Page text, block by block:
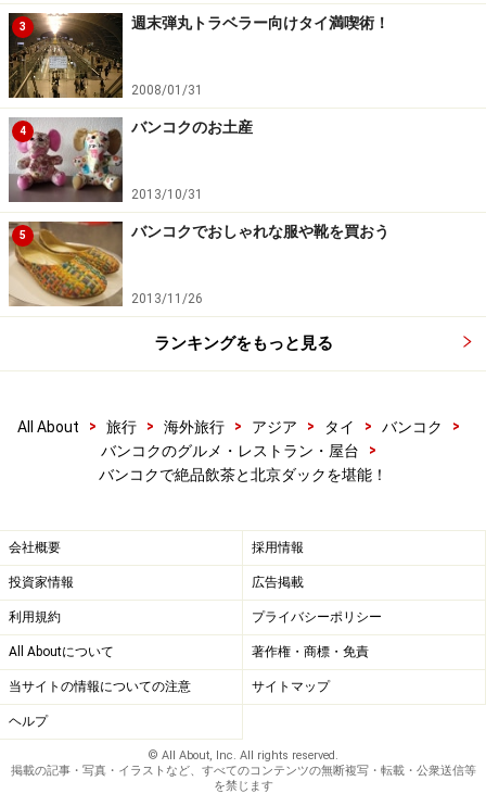
・アクセス：BTSサラデーン駅から徒歩５分。1番出口を
出てタニヤ通りを抜けてスリウォン通りへ。スリウォン
通りを左に曲がると、すぐ左手側にウォールストリート
タワービルがあります。その地下１階。英語、中国語、
日本語で書かれた青い看板が目印。
次のページでは安くて美味しい北京ダックの食べられる
店をご紹介。
※記事内容は執筆時点のものです。最新の内容をご確認くださ
い。
※海外を訪れる際には最新情報の入手に努め、「外務省 海外安全
」を確認するなど、安全確保に十分注意を払ってく
1/ 次のページへ
3 週末弾丸トラベラー向けタイ満喫術！
2008/01/31
4 バンコクのお土産
2013/10/31
5 バンコクでおしゃれな服や靴を買おう
2013/11/26
ランキングをもっと見る
All About > 旅行 > 海外旅行 > アジア > タイ > バンコク
>
バンコクのグルメ・レストラン・屋台
>
バンコクで絶品飲茶と北京ダックを堪能！
会社概要 採用情報
投資家情報 広告掲載
利用規約 プライバシーポリシー
All Aboutについて 著作権・商標・免責
当サイトの情報についての注意 サイトマップ
ヘルプ
© All About, Inc. All rights reserved.
掲載の記事・写真・イラストなど、すべてのコンテンツの無断複写・転載・公衆送信等
を禁じます